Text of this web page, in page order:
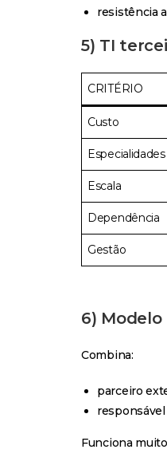
resistência
5) TI
CRITÉRIO
Custo
Especialidades
Escala
Dependência
Gestão
6)
Combina:
parceiro
Funciona